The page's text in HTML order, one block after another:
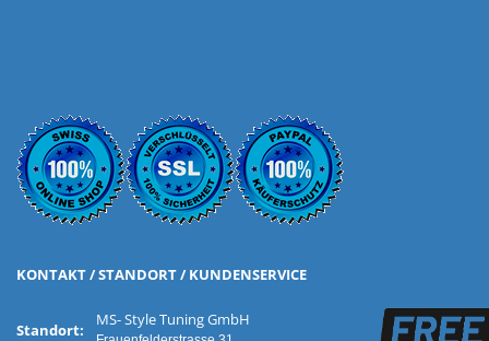
KONTAKT / STANDORT / KUNDENSERVICE
Standort:
MS- Style Tuning GmbH